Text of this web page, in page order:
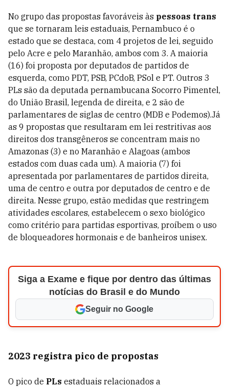
No grupo das propostas favoráveis às pessoas trans
que se tornaram leis estaduais, Pernambuco é o
estado que se destaca, com 4 projetos de lei, seguido
pelo Acre e pelo Maranhão, ambos com 3. A maioria
(16) foi proposta por deputados de partidos de
esquerda, como PDT, PSB, PCdoB, PSol e PT. Outros 3
PLs são da deputada pernambucana Socorro Pimentel,
do União Brasil, legenda de direita, e 2 são de
parlamentares de siglas de centro (MDB e Podemos).Já
as 9 propostas que resultaram em lei restritivas aos
direitos dos transgêneros se concentram mais no
Amazonas (3) e no Maranhão e Alagoas (ambos
estados com duas cada um). A maioria (7) foi
apresentada por parlamentares de partidos direita,
uma de centro e outra por deputados de centro e de
direita. Nesse grupo, estão medidas que restringem
atividades escolares, estabelecem o sexo biológico
como critério para partidas esportivas, proíbem o uso
de bloqueadores hormonais e de banheiros unisex.
Siga a Exame e fique por dentro das últimas
notícias do Brasil e do Mundo
Seguir no Google
2023 registra pico de propostas
O pico de PLs estaduais relacionados a